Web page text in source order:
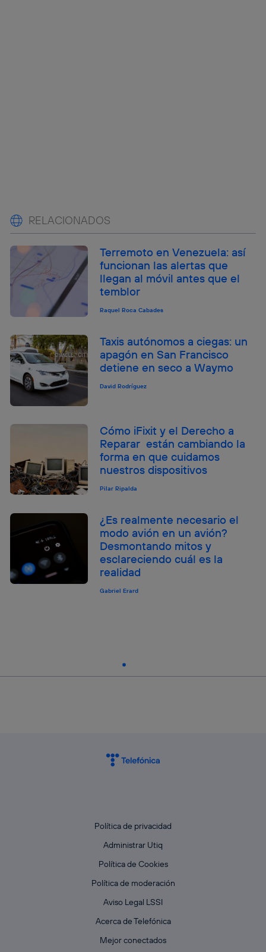
RELACIONADOS
Terremoto en Venezuela: así
funcionan las alertas que
llegan al móvil antes que el
temblor
Raquel Roca Cabades
Taxis autónomos a ciegas: un
apagón en San Francisco
detiene en seco a Waymo
David Rodríguez
Cómo iFixit y el Derecho a
Reparar están cambiando la
forma en que cuidamos
nuestros dispositivos
Pilar Ripalda
¿Es realmente necesario el
modo avión en un avión?
Desmontando mitos y
esclareciendo cuál es la
realidad
Gabriel Erard
Política de privacidad
Administrar Utiq
Política de Cookies
Política de moderación
Aviso Legal LSSI
Acerca de Telefónica
Mejor conectados